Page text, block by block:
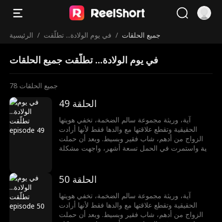
الرئيسية / في يوم الولادة... تطلّقت / جميع الحلقات
في يوم الولادة... تطلّقت جميع الحلقات
78 جميع الحلقات
الحلقة 49
آية، وريثة مجموعة سالم الضخمة، تخفي هويتها
الحقيقية وتقطع علاقتها مع والدها فقط لأنها أرادت
الزواج من أدهم، شاب فقير وبسيط. وبعد أن حملت
آية واستمرت في الحمل تسعة أشهر، واجهت مشكلة
وقالت إن آية تتصرف بشكل مبالغ فيه، وأنها تفعل ذلك
فقط للتمتع وإشباع غرورها. تأثر أدهم بكلام هدير، وقرر
نقل آية إلى مستشفى صغيرة، مما أدى إلى تصاعد
الخلافات بين الطرفين. في هذا الوقت، سالم، والد آية،
وصل مع هدايا كثيرة للاطمئنان عليها، لكنه تعرض
الحلقة 50
آية، وريثة مجموعة سالم الضخمة، تخفي هويتها
الحقيقية وتقطع علاقتها مع والدها فقط لأنها أرادت
الزواج من أدهم، شاب فقير وبسيط. وبعد أن حملت